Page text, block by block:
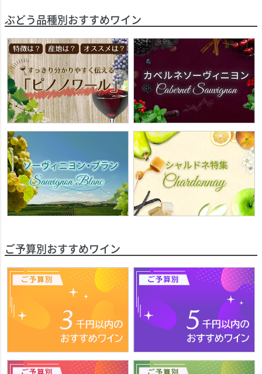
ぶどう品種別おすすめワイン
ご予算別おすすめワイン